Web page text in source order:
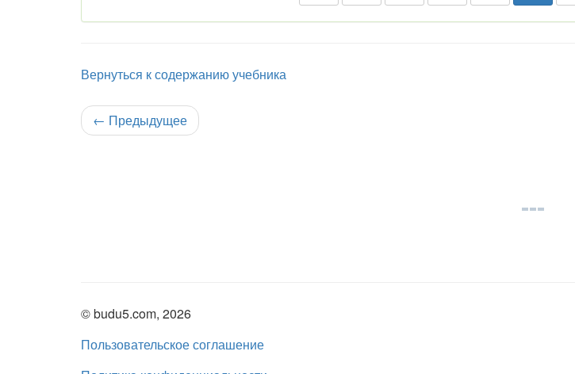
Вернуться к содержанию учебника
← Предыдущее
© budu5.com, 2026
Пользовательское соглашение